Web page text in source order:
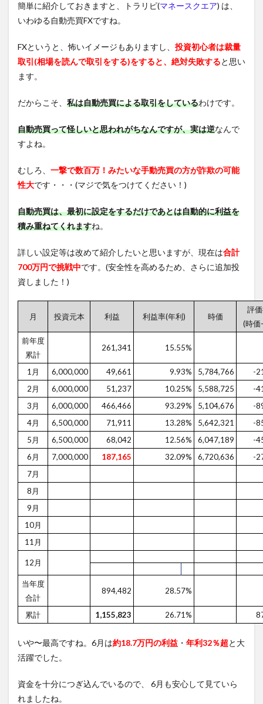
簡単に紹介しておきますと、トラリピ(マネースクエア) は、
いわゆる自動売買FXですね。
FXというと、怖いイメージもありますし、 投資初心者は裁量
取引(相場を読んで取引をする)をすると、絶対失敗すると思い
ます。
だからこそ、 私は自動売買による取引をしているわけです。
自動売買って怪しいと思われがちなんですが、実は逆なんで
すよね。
むしろ、 一撃で数百万！みたいな手動売買の方が詐欺の可能
性大です・・・(マジで気をつけてください！)
自動売買は、最初に設定をするだけであとは自動的に利益を
積み重ねてくれますね。
詳しい設定等は改めて紹介したいと思いますが、現在は合計
700万円で挑戦中です。(安全性を高めるため、さらに追加投
資しました！)
月 投資元本 利益 利益率(年利) 時価
評
(時価
前年度
累計
261,341 15.55%
1月 6,000,000 49,661 9.93% 5,784,766
-
2月
6,000,000 51,237 10.25% 5,588,725
-
3月
6,000,000 466,466 93.29% 5,104,676
-
4月
6,500,000 71,911 13.28% 5,642,321
-
5月
6,500,000 68,042 12.56% 6,047,189
-
6月
7,000,000 187,165 32.09% 6,720,636
-
7月
8月
9月
10月
11月
12月
当年度
合計
894,482 28.57%
累計 1,155,823 26.71%
いや〜最高ですね。6月は約18.7万円の利益 ・ 年利32％超と大
活躍でした。
資金を十分につぎ込んでいるので、 6月も安心して見ていら
れましたね。